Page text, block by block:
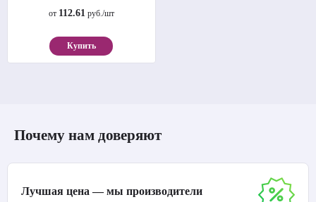
от 112.61 руб./шт
Купить
Почему нам доверяют
Лучшая цена — мы производители